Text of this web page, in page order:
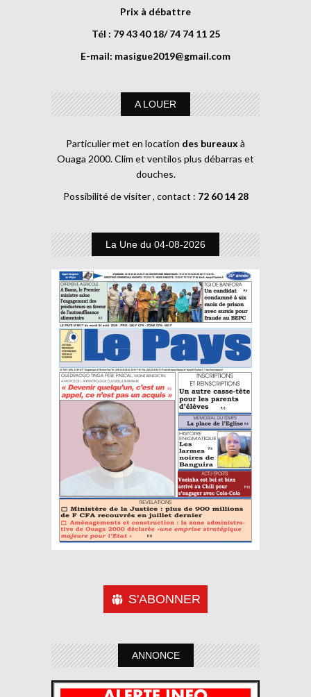
Prix à débattre
Tél : 79 43 40 18/ 74 74 11 25
E-mail: masigue2019@gmail.com
A LOUER
Particulier met en location des bureaux à
Ouaga 2000. Clim et ventilos plus débarras et
douches.
Possibilité de visiter , contact : 72 60 14 28
La Une du 04-08-2026
S'ABONNER
ANNONCE